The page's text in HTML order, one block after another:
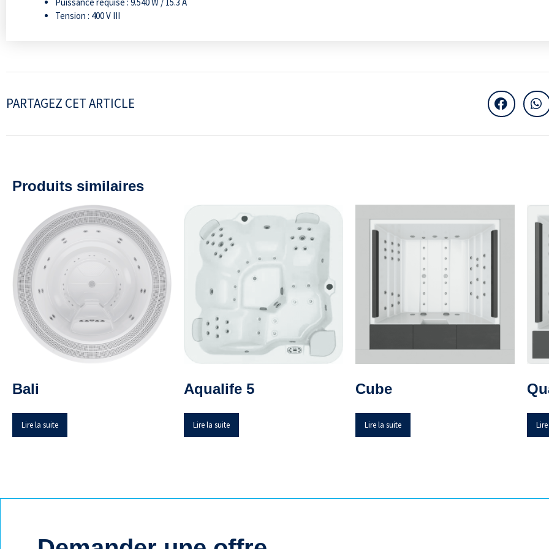
Tension : 400 V III
PARTAGEZ CET ARTICLE
Produits similaires
Bali
Lire la suite
Aqualife 5
Lire la suite
Cube
Lire la suite